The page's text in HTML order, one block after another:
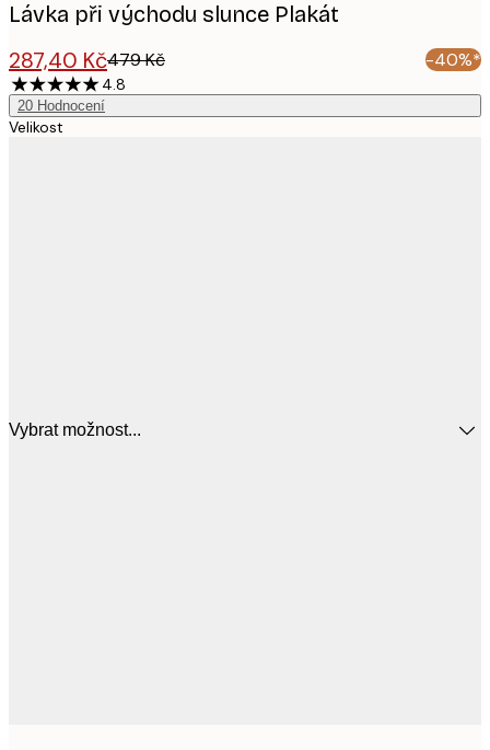
Lávka při východu slunce Plakát
287,40 Kč479 Kč -40%*
4.8
20 Hodnocení
Velikost
Vybrat možnost...